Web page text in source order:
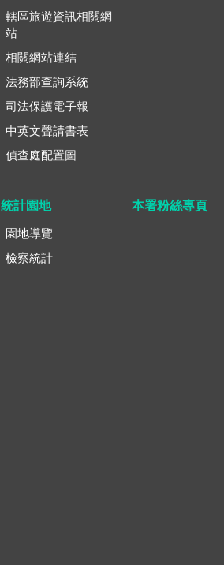
轄區旅遊資訊相關網
站
相關網站連結
法務部查詢系統
司法保護電子報
中英文聲請書表
偵查庭配置圖
統計園地
園地導覽
檢察統計
本署粉絲專頁